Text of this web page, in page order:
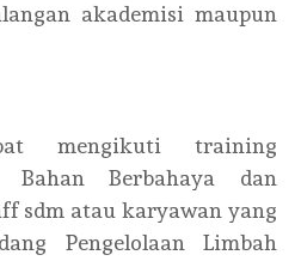
akademisi maupun
mengikuti training
Bahan Berbahaya dan
sdm atau karyawan yang
Pengelolaan Limbah